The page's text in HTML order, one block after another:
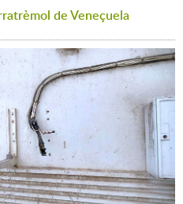
de Veneçuela